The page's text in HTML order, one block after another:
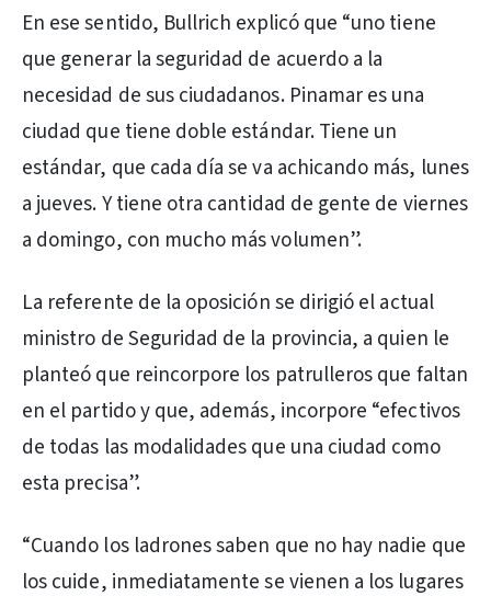
En ese sentido, Bullrich explicó que “uno tiene
que generar la seguridad de acuerdo a la
necesidad de sus ciudadanos. Pinamar es una
ciudad que tiene doble estándar. Tiene un
estándar, que cada día se va achicando más, lunes
a jueves. Y tiene otra cantidad de gente de viernes
a domingo, con mucho más volumen”.
La referente de la oposición se dirigió el actual
ministro de Seguridad de la provincia, a quien le
planteó que reincorpore los patrulleros que faltan
en el partido y que, además, incorpore “efectivos
de todas las modalidades que una ciudad como
esta precisa”.
“Cuando los ladrones saben que no hay nadie que
los cuide, inmediatamente se vienen a los lugares